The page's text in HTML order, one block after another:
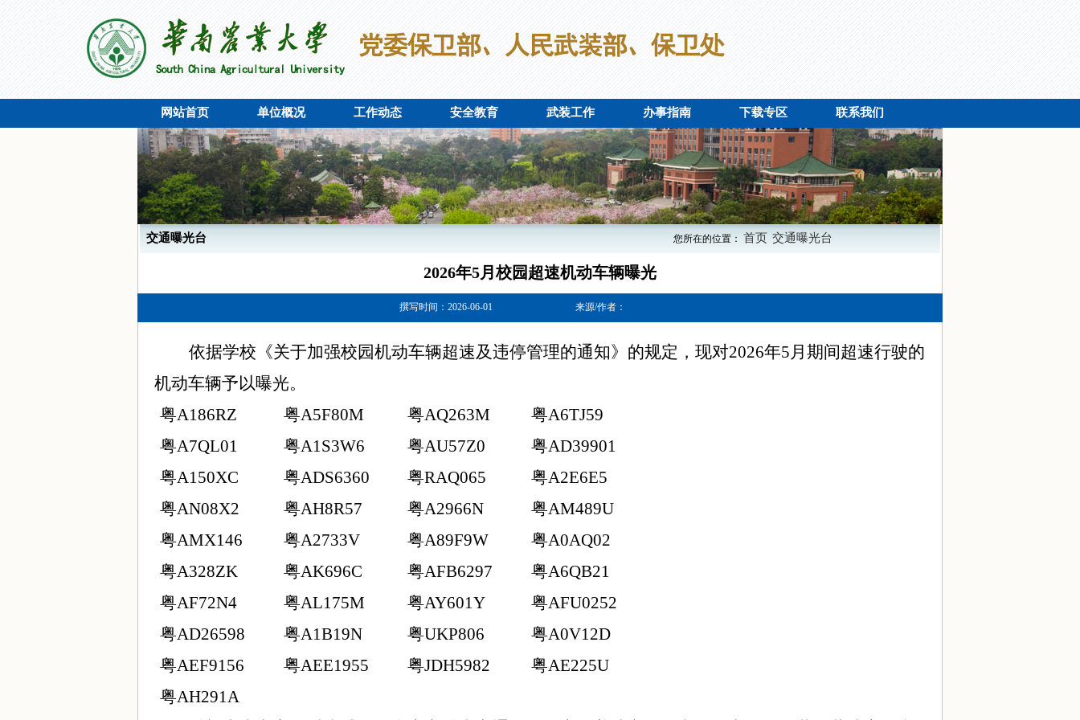
网站首页 单位概况 工作动态 安全教育 武装工作 办事指南 下载专区 联系我们
交通曝光台 您所在的位置： 首页 交通曝光台
2026年5月校园超速机动车辆曝光
撰写时间：2026-06-01 来源/作者：
依据学校《关于加强校园机动车辆超速及违停管理的通知》的规定，现对2026年5月期间超速行驶的
机动车辆予以曝光。
粤A186RZ 粤A5F80M 粤AQ263M 粤A6TJ59
粤A7QL01 粤A1S3W6 粤AU57Z0 粤AD39901
粤A150XC 粤ADS6360 粤RAQ065 粤A2E6E5
粤AN08X2 粤AH8R57 粤A2966N 粤AM489U
粤AMX146 粤A2733V 粤A89F9W 粤A0AQ02
粤A328ZK 粤AK696C 粤AFB6297 粤A6QB21
粤AF72N4 粤AL175M 粤AY601Y 粤AFU0252
粤AD26598 粤A1B19N 粤UKP806 粤A0V12D
粤AEF9156 粤AEE1955 粤JDH5982 粤AE225U
粤AH291A